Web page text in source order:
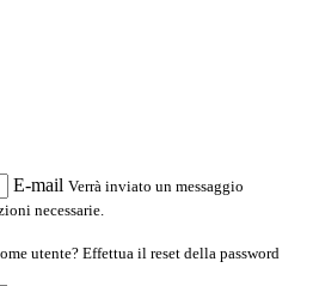
E-mail Verrà inviato un messaggio
necessarie.
utente? Effettua il reset della password